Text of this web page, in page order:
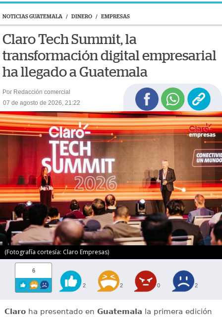
NOTICIAS GUATEMALA / DINERO / EMPRESAS
Claro Tech Summit, la
transformación digital empresarial
ha llegado a Guatemala
Por Redacción comercial
07 de agosto de 2026, 21:22
(Fotografía cortesía: Claro Empresas)
6
2 2 0 2
Claroha presentado en Guatemala la primera edición